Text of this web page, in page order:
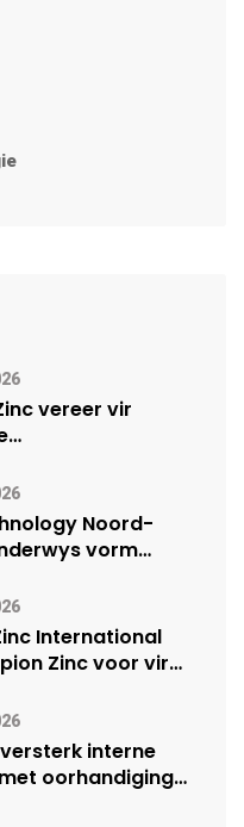
vereer vir
Ekspo
Noord-
vorm
International
Zinc voor vir
versterk interne
oorhandiging